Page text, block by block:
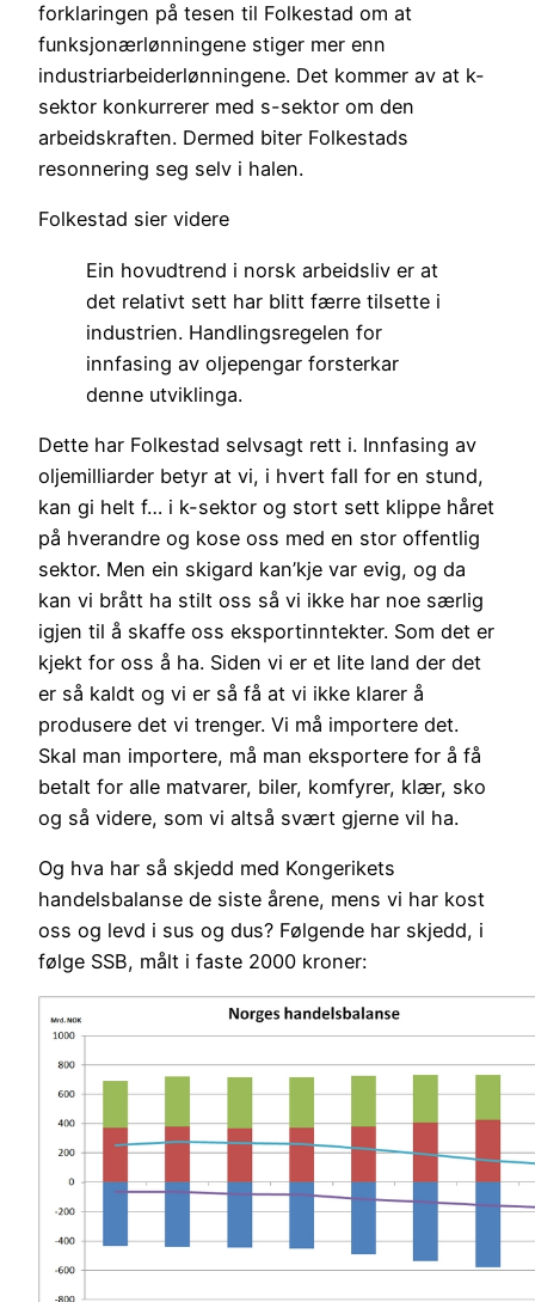
forklaringen på tesen til Folkestad om at
funksjonærlønningene stiger mer enn
industriarbeiderlønningene. Det kommer av at k-
sektor konkurrerer med s-sektor om den
arbeidskraften. Dermed biter Folkestads
resonnering seg selv i halen.
Folkestad sier videre
Ein hovudtrend i norsk arbeidsliv er at
det relativt sett har blitt færre tilsette i
industrien. Handlingsregelen for
innfasing av oljepengar forsterkar
denne utviklinga.
Dette har Folkestad selvsagt rett i. Innfasing av
oljemilliarder betyr at vi, i hvert fall for en stund,
kan gi helt f… i k-sektor og stort sett klippe håret
på hverandre og kose oss med en stor offentlig
sektor. Men ein skigard kan’kje var evig, og da
kan vi brått ha stilt oss så vi ikke har noe særlig
igjen til å skaffe oss eksportinntekter. Som det er
kjekt for oss å ha. Siden vi er et lite land der det
er så kaldt og vi er så få at vi ikke klarer å
produsere det vi trenger. Vi må importere det.
Skal man importere, må man eksportere for å få
betalt for alle matvarer, biler, komfyrer, klær, sko
og så videre, som vi altså svært gjerne vil ha.
Og hva har så skjedd med Kongerikets
handelsbalanse de siste årene, mens vi har kost
oss og levd i sus og dus? Følgende har skjedd, i
følge SSB, målt i faste 2000 kroner: